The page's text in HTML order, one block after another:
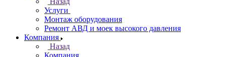
Услуги
Монтаж оборудования
Ремонт АВД и моек высокого давления
Компания
Назад
Компания